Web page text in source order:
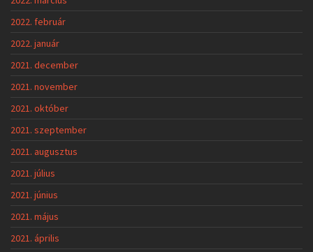
2022. február
2022. január
2021. december
2021. november
2021. október
2021. szeptember
2021. augusztus
2021. július
2021. június
2021. május
2021. április